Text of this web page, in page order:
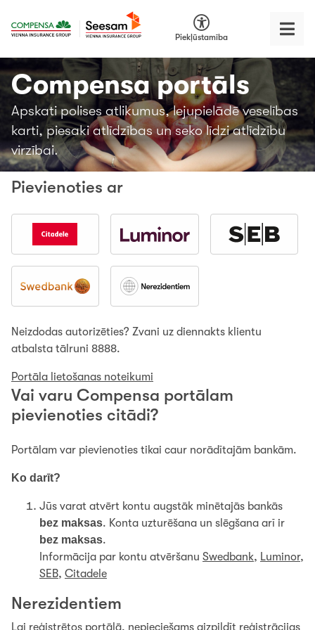
Piekļūstamība
Compensa portāls
Apskati polises atlikumus, lejupielādē veselības
karti, piesaki atlīdzības un seko līdzi atlīdzību
virzībai.
Pievienoties ar
Neizdodas autorizēties? Zvani uz diennakts klientu
atbalsta tālruni 8888.
Portāla lietošanas noteikumi
Vai varu Compensa portālam
pievienoties citādi?
Portālam var pievienoties tikai caur norādītajām bankām.
Ko darīt?
Jūs varat atvērt kontu augstāk minētajās bankās
bez maksas. Konta uzturēšana un slēgšana arī ir
bez maksas.
Informācija par kontu atvēršanu Swedbank, Luminor,
SEB, Citadele
Nerezidentiem
Lai reģistrētos portālā, nepieciešams aizpildīt reģistrācijas